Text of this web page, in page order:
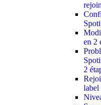
en 2
2
label